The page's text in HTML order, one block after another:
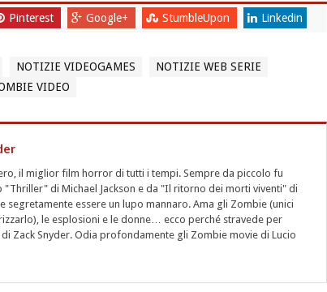
Pinterest Google+ StumbleUpon Linkedin
NOTIZIE VIDEOGAMES
NOTIZIE WEB SERIE
VIDEO
il miglior film horror di tutti i tempi. Sempre da piccolo fu
di Michael Jackson e da "Il ritorno dei morti viventi" di
segretamente essere un lupo mannaro. Ama gli Zombie (unici
le esplosioni e le donne… ecco perché stravede per
di Zack Snyder. Odia profondamente gli Zombie movie di Lucio